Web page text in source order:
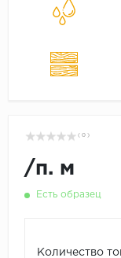
( 0 )
/п. м
Есть образец
Количество